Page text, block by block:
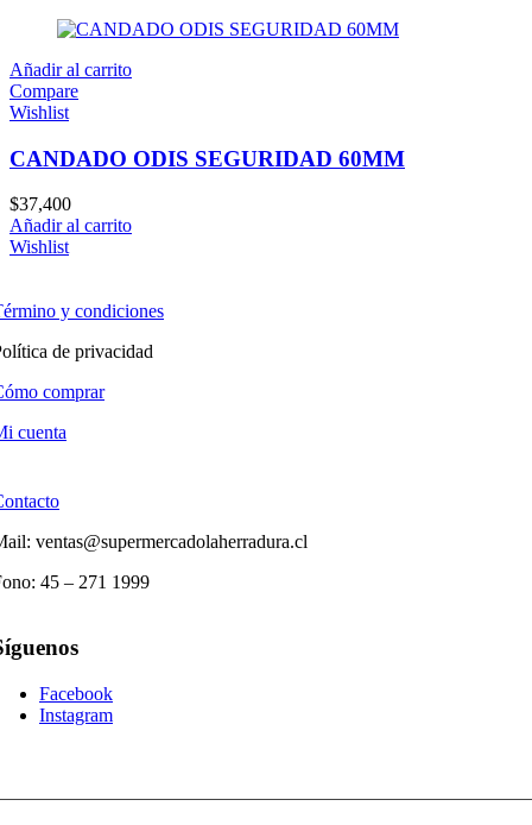
Añadir al carrito
Compare
Wishlist
CANDADO ODIS SEGURIDAD 60MM
$37,400
Añadir al carrito
Wishlist
y condiciones
de privacidad
comprar
cuenta
ventas@supermercadolaherradura.cl
45 – 271 1999
Facebook
Instagram